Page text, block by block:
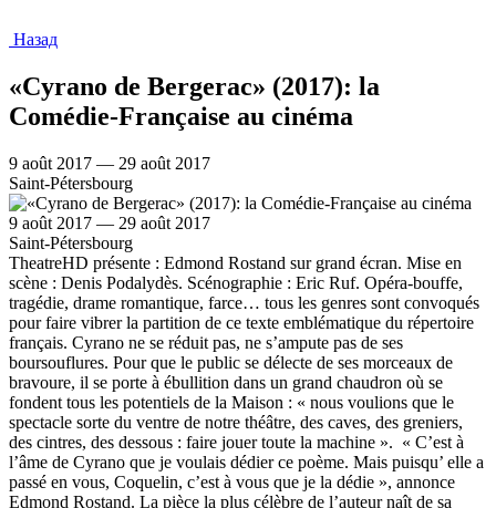
Назад
«Cyrano de Bergerac» (2017): la
Comédie-Française au cinéma
9 août 2017 — 29 août 2017
Saint-Pétersbourg
9 août 2017 — 29 août 2017
Saint-Pétersbourg
TheatreHD présente : Edmond Rostand sur grand écran. Mise en
scène : Denis Podalydès. Scénographie : Eric Ruf. Opéra-bouffe,
tragédie, drame romantique, farce… tous les genres sont convoqués
pour faire vibrer la partition de ce texte emblématique du répertoire
français. Cyrano ne se réduit pas, ne s’ampute pas de ses
boursouflures. Pour que le public se délecte de ses morceaux de
bravoure, il se porte à ébullition dans un grand chaudron où se
fondent tous les potentiels de la Maison : « nous voulions que le
spectacle sorte du ventre de notre théâtre, des caves, des greniers,
des cintres, des dessous : faire jouer toute la machine ». « C’est à
l’âme de Cyrano que je voulais dédier ce poème. Mais puisqu’ elle a
passé en vous, Coquelin, c’est à vous que je la dédie », annonce
Edmond Rostand. La pièce la plus célèbre de l’auteur naît de sa